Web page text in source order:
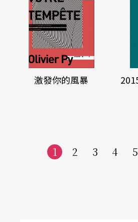
激發你的風暴
1 2 3 4 5